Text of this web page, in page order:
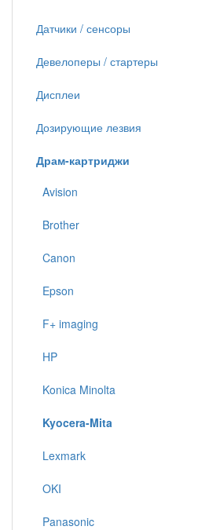
Датчики / сенсоры
Девелоперы / стартеры
Дисплеи
Дозирующие лезвия
Драм-картриджи
Avision
Brother
Canon
Epson
F+ imaging
HP
Konica Minolta
Kyocera-Mita
Lexmark
OKI
Panasonic